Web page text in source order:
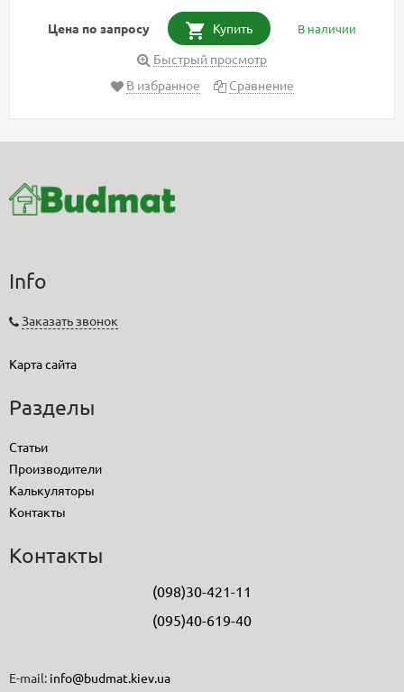
Цена по запросу Купить В наличии
Быстрый просмотр
В избранное
Сравнение
Info
Заказать звонок
Карта сайта
Разделы
Статьи
Производители
Калькуляторы
Контакты
Контакты
(098)30-421-11
(095)40-619-40
E-mail: info@budmat.kiev.ua